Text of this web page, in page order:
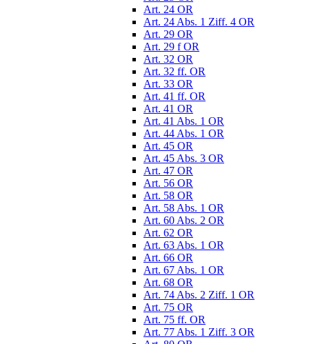
Art. 24 OR
Art. 24 Abs. 1 Ziff. 4 OR
Art. 29 OR
Art. 29 f OR
Art. 32 OR
Art. 32 ff. OR
Art. 33 OR
Art. 41 ff. OR
Art. 41 OR
Art. 41 Abs. 1 OR
Art. 44 Abs. 1 OR
Art. 45 OR
Art. 45 Abs. 3 OR
Art. 47 OR
Art. 56 OR
Art. 58 OR
Art. 58 Abs. 1 OR
Art. 60 Abs. 2 OR
Art. 62 OR
Art. 63 Abs. 1 OR
Art. 66 OR
Art. 67 Abs. 1 OR
Art. 68 OR
Art. 74 Abs. 2 Ziff. 1 OR
Art. 75 OR
Art. 75 ff. OR
Art. 77 Abs. 1 Ziff. 3 OR